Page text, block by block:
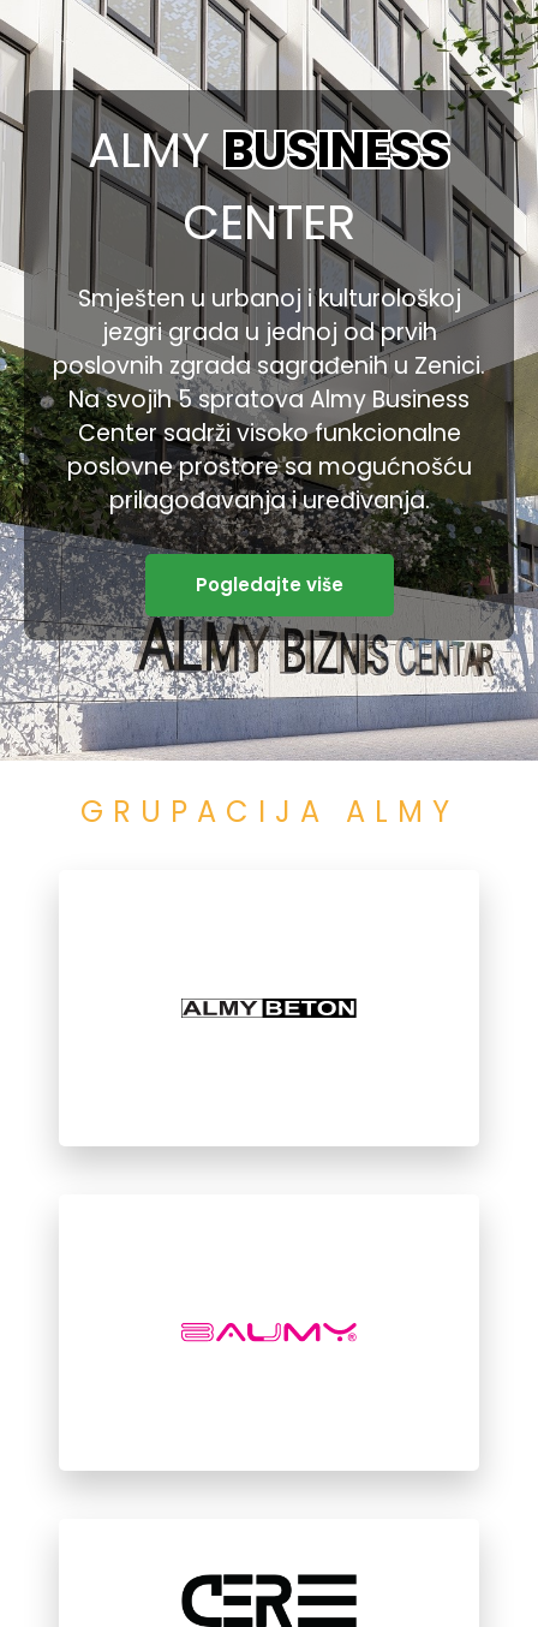
ALMYBUSINESS
CENTER
Smješten u urbanoj i kulturološkoj
jezgri grada u jednoj od prvih
poslovnih zgrada sagrađenih u Zenici.
Na svojih 5 spratova Almy Business
Center sadrži visoko funkcionalne
poslovne prostore sa mogućnošću
prilagođavanja i uređivanja.
Pogledajte više
GRUPACIJA ALMY